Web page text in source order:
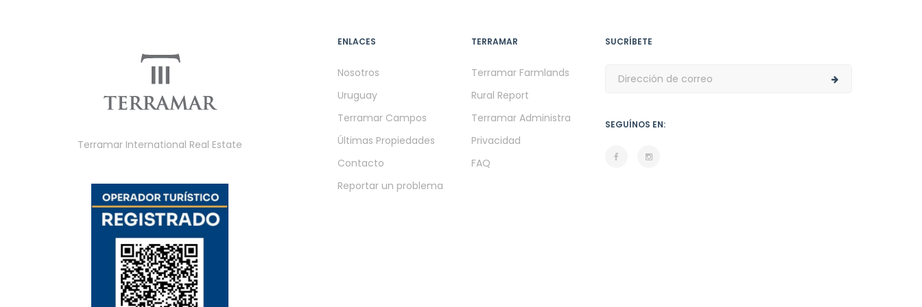
Terramar International Real Estate
ENLACES
Nosotros
Uruguay
Terramar Campos
Últimas Propiedades
Contacto
Reportar un problema
TERRAMAR
Terramar Farmlands
Rural Report
Terramar Administra
Privacidad
FAQ
SUCRÍBETE
SEGUÍNOS EN: